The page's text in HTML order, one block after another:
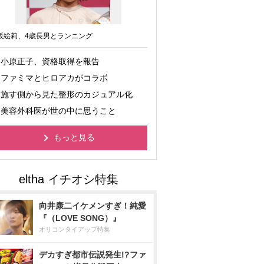
絵莉、4歳長男とランニング
小原正子、資格取得を報告
ファミマとヒロアカがコラボ
施す側から見た整形のカジュアル化
美容外科医が世の中に思うこと
もっと見る
向井康二イケメンすぎ！純愛
『（LOVE SONG）』
オリコンタイアップ特集
デカすぎ都市伝説発生!?ファ